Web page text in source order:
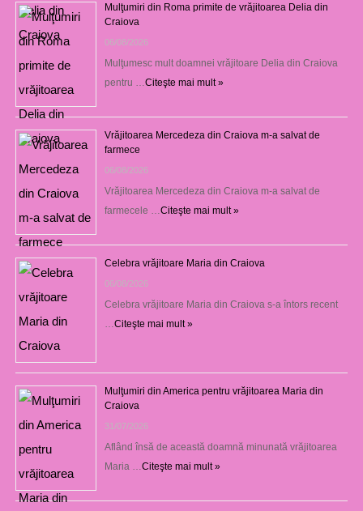
Mulţumiri din Roma primite de vrăjitoarea Delia din
Craiova
06/08/2026
Mulţumesc mult doamnei vrăjitoare Delia din Craiova
pentru … Citeşte mai mult »
Vrăjitoarea Mercedeza din Craiova m-a salvat de
farmece
06/08/2026
Vrăjitoarea Mercedeza din Craiova m-a salvat de
farmecele … Citeşte mai mult »
Celebra vrăjitoare Maria din Craiova
06/08/2026
Celebra vrăjitoare Maria din Craiova s-a întors recent
Citeşte mai mult »
Mulţumiri din America pentru vrăjitoarea Maria din
Craiova
31/07/2026
Aflând însă de această doamnă minunată vrăjitoarea
Maria … Citeşte mai mult »